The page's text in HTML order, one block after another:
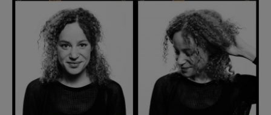
Editio Producties
Mijn Editio